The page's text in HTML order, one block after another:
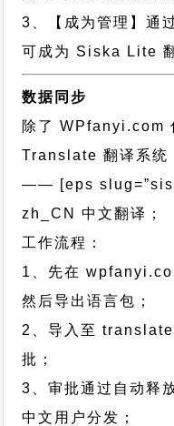
3、【成为管理】通
可成为 Siska Lite
数据同步
除了 WPfanyi.com
Translate 翻译系统
—— [eps
zh_CN
中文翻译；
工作流程：
1、先在
然后导出语言包；
2、导入至
批；
3、审批通过自动释
中文用户分发；